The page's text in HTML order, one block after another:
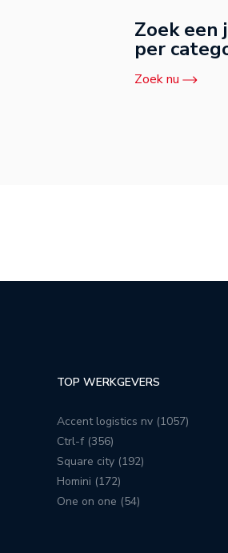
Zoek een
per
Zoek nu
TOP WERKGEVERS
Accent logistics nv (1057)
Ctrl-f (356)
Square city (192)
Homini (172)
One on one (54)